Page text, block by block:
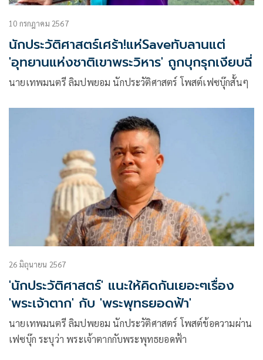
10 กรกฎาคม 2567
นักประวัติศาสตร์เศร้า!แห่Saveทับลานแต่
'อุทยานแห่งชาติเขาพระวิหาร' ถูกบุกรุกเงียบฉี่
นายเทพมนตรี ลิมปพยอม นักประวัติศาสตร์ โพสต์เฟซบุ๊กสั้นๆ
26 มิถุนายน 2567
'นักประวัติศาสตร์' แนะให้คิดกันเยอะๆเรื่อง
'พระเจ้าตาก' กับ 'พระพุทธยอดฟ้า'
นายเทพมนตรี ลิมปพยอม นักประวัติศาสตร์ โพสต์ข้อความผ่าน
เฟซบุ๊ก ระบุว่า พระเจ้าตากกับพระพุทธยอดฟ้า